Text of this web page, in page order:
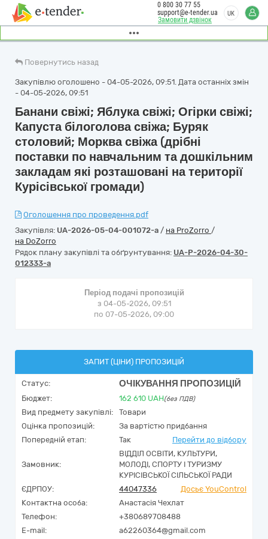
Замовити дзвінок
0 800 30 77 55
support@e-tender.ua
UK
Повернутись назад
Закупівлю оголошено - 04-05-2026, 09:51. Дата останніх змін
- 04-05-2026, 09:51
Банани свіжі; Яблука свіжі; Огірки свіжі;
Капуста білоголова свіжа; Буряк
столовий; Морква свіжа (дрібні
поставки по навчальним та дошкільним
закладам які розташовані на території
Курісівської громади)
Оголошення про проведення.pdf
Закупівля: UA-2026-05-04-001072-a / на ProZorro /
на DoZorro
Рядок плану закупівлі та обґрунтування: UA-P-2026-04-30-
012333-a
Період подачі пропозицій
з 04-05-2026, 09:51
по 07-05-2026, 09:00
ЗАПИТ (ЦІНИ) ПРОПОЗИЦІЙ
Статус: ОЧІКУВАННЯ ПРОПОЗИЦІЙ
Бюджет: 162 610 UAH(без ПДВ)
Вид предмету закупівлі:
Товари
Оцінка пропозицій:
За вартістю придбання
Попередній етап:
Так Перейти до відбору
Замовник:
ВІДДІЛ ОСВІТИ, КУЛЬТУРИ,
МОЛОДІ, СПОРТУ І ТУРИЗМУ
КУРІСІВСЬКОЇ СІЛЬСЬКОЇ РАДИ
ЄДРПОУ:
44047336
Досьє YouControl
Контактна особа:
Анастасія Чехлат
Телефон:
+380689708488
E-mail:
a62260364@gmail.com